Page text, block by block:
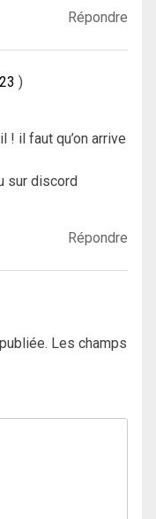
Répondre
! il faut qu’on arrive
sur discord
Répondre
Les champs